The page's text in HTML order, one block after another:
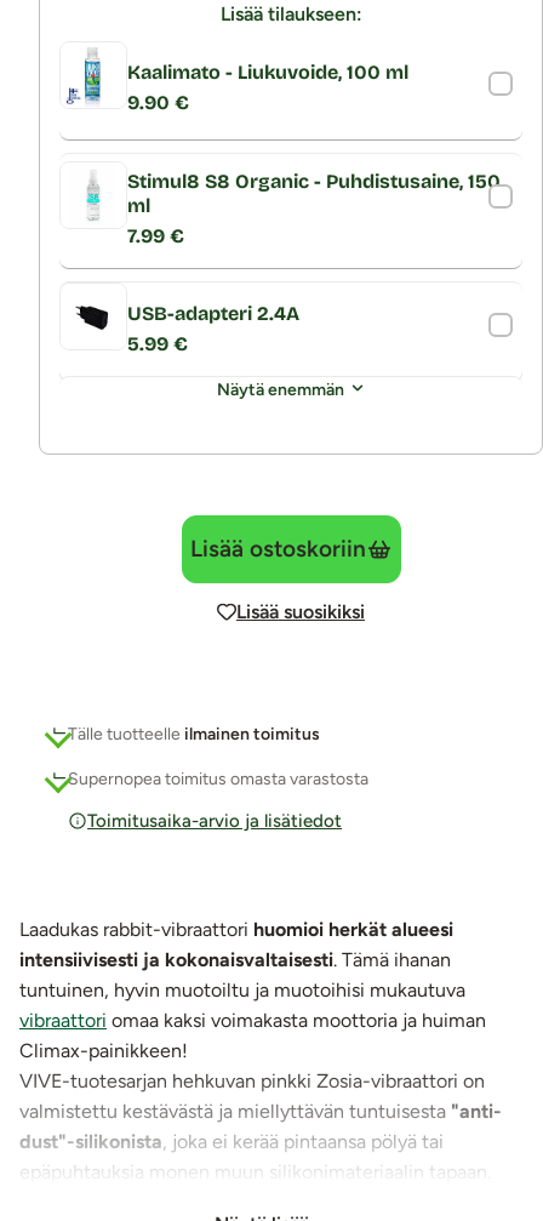
Lisää tilaukseen:
Kaalimato - Liukuvoide, 100 ml
9.90 €
Stimul8 S8 Organic - Puhdistusaine, 150
ml
7.99 €
USB-adapteri 2.4A
5.99 €
Näytä enemmän
Lisää ostoskoriin
Lisää suosikiksi
Tälle tuotteelle ilmainen toimitus
Supernopea toimitus omasta varastosta
Toimitusaika-arvio ja lisätiedot
Laadukas rabbit-vibraattori huomioi herkät alueesi
intensiivisesti ja kokonaisvaltaisesti. Tämä ihanan
tuntuinen, hyvin muotoiltu ja muotoihisi mukautuva
vibraattori omaa kaksi voimakasta moottoria ja huiman
Climax-painikkeen!
VIVE-tuotesarjan hehkuvan pinkki Zosia-vibraattori on
valmistettu kestävästä ja miellyttävän tuntuisesta "anti-
dust"-silikonista, joka ei kerää pintaansa pölyä tai
epäpuhtauksia monen muun silikonimateriaalin tapaan.